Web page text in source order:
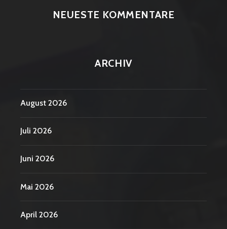
NEUESTE KOMMENTARE
ARCHIV
August 2026
Juli 2026
Juni 2026
Mai 2026
April 2026